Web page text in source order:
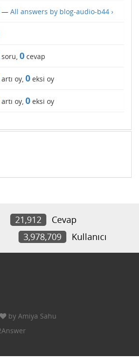
— All answers by blog-audio-b44 ›
soru, 0 cevap
artı oy, 0 eksi oy
artı oy, 0 eksi oy
21,912
Cevap
3,978,709 Kullanıcı
by Amiya Sahu